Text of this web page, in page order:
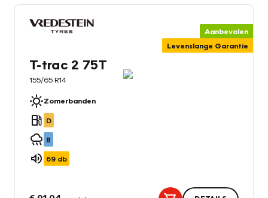
Aanbevolen
Levenslange Garantie
T-trac 2 75T
155/65 R14
Zomerbanden
D
B
69 db